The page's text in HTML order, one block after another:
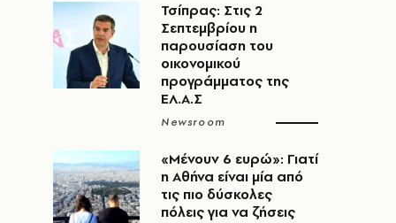
Τσίπρας: Στις 2
Σεπτεμβρίου η
παρουσίαση του
οικονομικού
προγράμματος της
ΕΛ.Α.Σ
Newsroom
«Μένουν 6 ευρώ»: Γιατί
η Αθήνα είναι μία από
τις πιο δύσκολες
πόλεις για να ζήσεις